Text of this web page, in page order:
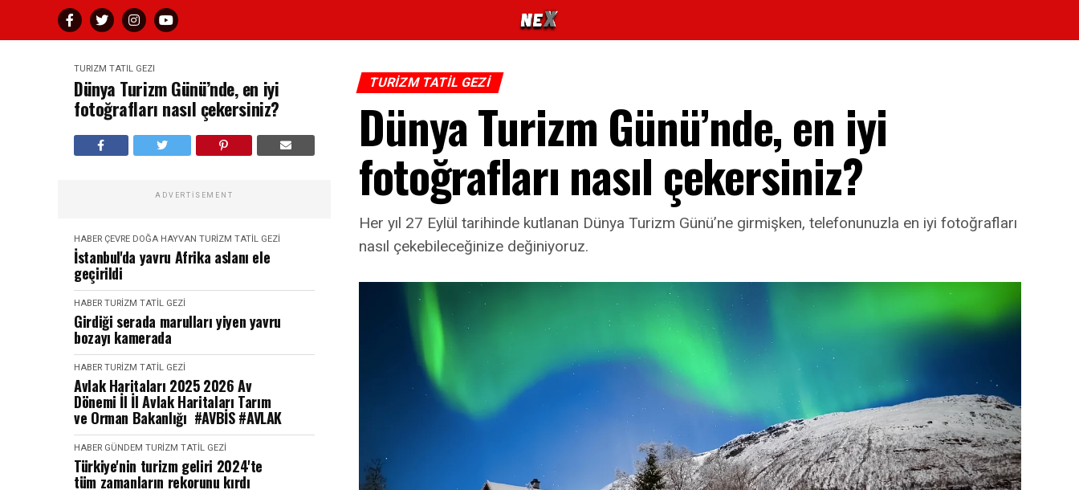
TURIZM TATIL GEZI
Dünya Turizm Günü’nde, en iyi
fotoğrafları nasıl çekersiniz?
ADVERTISEMENT
HABER ÇEVRE DOĞA HAYVAN TURIZM TATIL GEZI
İstanbul'da yavru Afrika aslanı ele
geçirildi
HABER TURIZM TATIL GEZI
Girdiği serada marulları yiyen yavru
bozayı kamerada
HABER TURIZM TATIL GEZI
Avlak Haritaları 2025 2026 Av
Dönemi İl İl Avlak Haritaları Tarım
ve Orman Bakanlığı #AVBİS #AVLAK
HABER GÜNDEM TURIZM TATIL GEZI
Türkiye'nin turizm geliri 2024'te
tüm zamanların rekorunu kırdı
TURIZM TATIL GEZI
Dünya Turizm Günü’nde, en iyi
fotoğrafları nasıl çekersiniz?
Her yıl 27 Eylül tarihinde kutlanan Dünya Turizm Günü’ne girmişken, telefonunuzla en iyi fotoğrafları
nasıl çekebileceğinize değiniyoruz.